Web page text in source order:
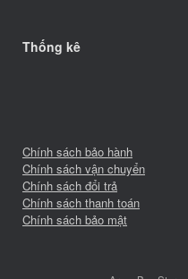
Thống kê
Chính sách bảo hành
Chính sách vận chuyển
Chính sách đổi trả
Chính sách thanh toán
Chính sách bảo mật